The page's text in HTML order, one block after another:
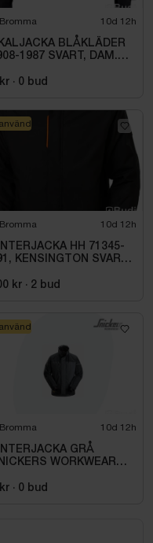
Bromma 10d 12h
BLÅKLÄDER
1987 SVART, DAM.
· 0 bud
Bromma 10d 12h
HH 71345-
KENSINGTON SVART
kr · 2 bud
Bromma 10d 12h
GRÅ
WORKWEAR
(S)
· 0 bud